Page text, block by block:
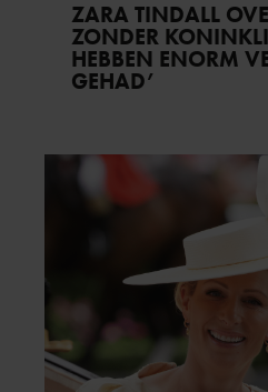
ZARA TINDALL
ZONDER
HEBBEN ENORM
GEHAD’